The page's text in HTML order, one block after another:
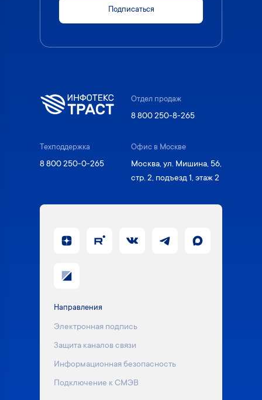
Подписаться
Отдел продаж
8 800 250-8-265
Техподдержка
8 800 250-0-265
Офис в Москве
Москва, ул. Мишина, 56,
стр. 2, подъезд 1, этаж 2
Направления
Электронная подпись
Защита каналов связи
Информационная безопасность
Подключение к СМЭВ